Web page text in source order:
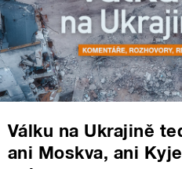
Válku na Ukrajině
ani Moskva, ani